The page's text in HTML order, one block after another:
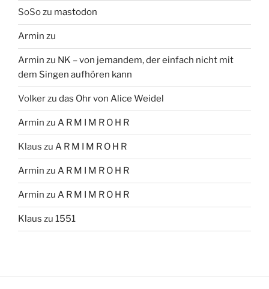
SoSozu mastodon
Armin zu
Armin zu NK – von jemandem, der einfach nicht mit
dem Singen aufhören kann
Volkerzu das Ohr von Alice Weidel
Armin zu A R M I M R O H R
Klaus zu A R M I M R O H R
Armin zu A R M I M R O H R
Armin zu A R M I M R O H R
Klaus zu 1551